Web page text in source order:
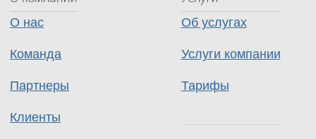
О нас
Команда
Партнеры
Клиенты
Об услугах
Услуги компании
Тарифы